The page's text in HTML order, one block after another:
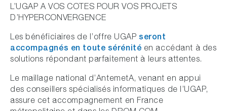
L’UGAP A VOS COTES POUR VOS PROJETS
D’HYPERCONVERGENCE
Les bénéficiaires de l’offre UGAP seront
accompagnés en toute sérénité en accédant à des
solutions répondant parfaitement à leurs attentes.
Le maillage national d’AntemetA, venant en appui
des conseillers spécialisés informatiques de l’UGAP,
assure cet accompagnement en France